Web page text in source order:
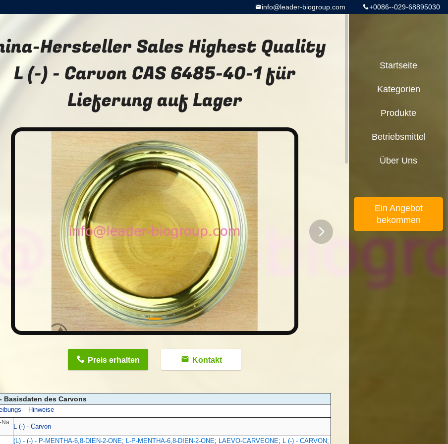
+0086--029-68895030
info@leader-biogroup.com
Hersteller Sales Highest Quality
L (-) - Carvon CAS 6485-40-1 für
Lieferung auf Lager
Preis erhalten Kontakt
Basisdaten des Carvons
Hinweise
Na
L (-) - Carvon
(L) - (-) - P-MENTHA-6,8-DIEN-2-ONE; L-P-MENTHA-6,8-DIEN-2-ONE; LAEVO-CARVEONE; L (-) - CARVON;
Startseite
Kategorien
Produkte
Betriebsmittel
Über Uns
Ein Angebot
bekommen